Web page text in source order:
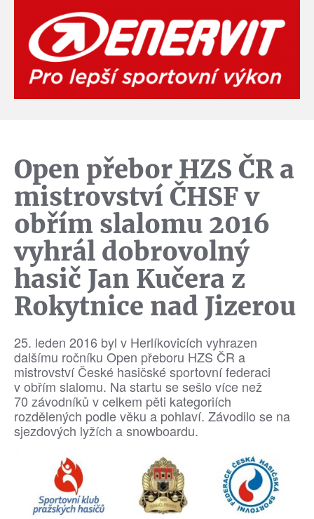
Open přebor HZS ČR a
mistrovství ČHSF v
obřím slalomu 2016
vyhrál dobrovolný
hasič Jan Kučera z
Rokytnice nad Jizerou
25. leden 2016 byl v Herlíkovicích vyhrazen
dalšímu ročníku Open přeboru HZS ČR a
mistrovství České hasičské sportovní federaci
v obřím slalomu. Na startu se sešlo více než
70 závodníků v celkem pěti kategoriích
rozdělených podle věku a pohlaví. Závodilo se na
sjezdových lyžích a snowboardu.